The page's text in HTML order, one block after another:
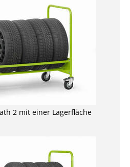
2 mit einer Lagerfläche